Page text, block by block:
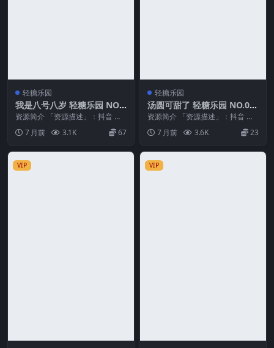
轻糖乐园
我是八号八岁 轻糖乐园 NO.0
11期
资源简介 「资源描述」：抖音 我
是八号八岁 轻糖乐园 NO.011期
【23P】...
7 月前 3.1K 67
轻糖乐园
汤圆可甜了 轻糖乐园 NO.00
2期
资源简介 「资源描述」：抖音 汤
圆可甜了 轻糖乐园 NO.002期 【2
8P】 ...
7 月前 3.6K 23
VIP VIP